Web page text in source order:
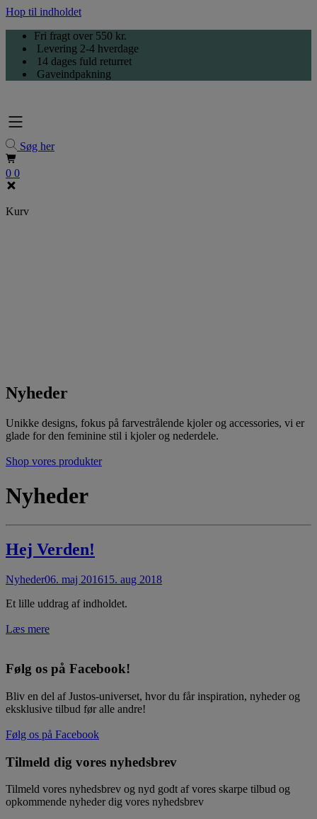
Hop til indholdet
Fri fragt over 550 kr.
Levering 2-4 hverdage
14 dages fuld returret
Gaveindpakning
Søg her
0 0
Kurv
Nyheder
Unikke designs, fokus på farvestrålende kjoler og accessories, vi er
glade for den feminine stil i kjoler og nederdele.
Shop vores produkter
Nyheder
Hej Verden!
Nyheder06. maj 201615. aug 2018
Et lille uddrag af indholdet.
Læs mere
Følg os på Facebook!
Bliv en del af Justos-universet, hvor du får inspiration, nyheder og
eksklusive tilbud før alle andre!
Følg os på Facebook
Tilmeld dig vores nyhedsbrev
Tilmeld vores nyhedsbrev og nyd godt af vores skarpe tilbud og
opkommende nyheder dig vores nyhedsbrev